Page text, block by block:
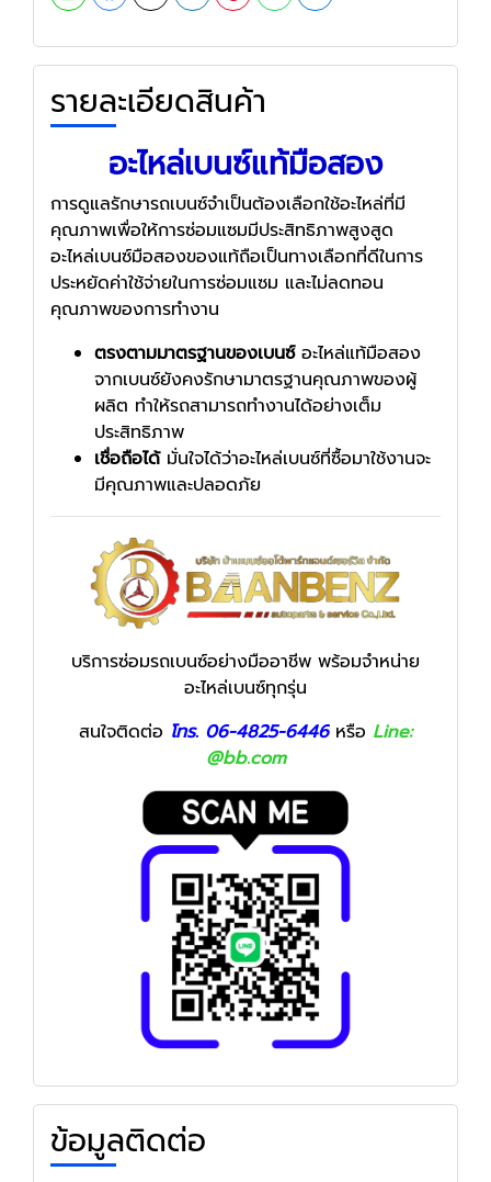
รายละเอียดสินค้า
อะไหล่เบนซ์แท้มือสอง
การดูแลรักษารถเบนซ์จำเป็นต้องเลือกใช้อะไหล่ที่มี
คุณภาพเพื่อให้การซ่อมแซมมีประสิทธิภาพสูงสูด
อะไหล่เบนซ์มือสองของแท้ถือเป็นทางเลือกที่ดีในการ
ประหยัดค่าใช้จ่ายในการซ่อมแซม และไม่ลดทอน
คุณภาพของการทำงาน
ตรงตามมาตรฐานของเบนซ์อะไหล่แท้มือสอง
จากเบนซ์ยังคงรักษามาตรฐานคุณภาพของผู้
ผลิต ทำให้รถสามารถทำงานได้อย่างเต็ม
ประสิทธิภาพ
เชื่อถือได้ มั่นใจได้ว่าอะไหล่เบนซ์ที่ซื้อมาใช้งานจะ
มีคุณภาพและปลอดภัย
บริการซ่อมรถเบนซ์อย่างมืออาชีพ พร้อมจำหน่าย
อะไหล่เบนซ์ทุกรุ่น
สนใจติดต่อ โทร. 06-4825-6446หรือ Line:
@bb.com
ข้อมูลติดต่อ